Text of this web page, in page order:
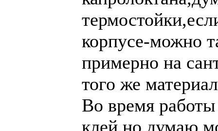
корпусе-можно
примерно на
того же
Во время
клей,но думаю